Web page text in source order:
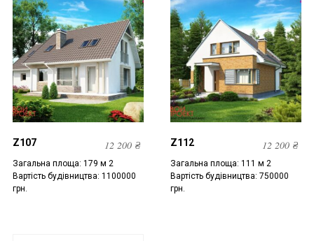
Z107 12 200₴
Загальна площа: 179 м 2
Вартість будівництва: 1100000
грн.
Z112 12 200 ₴
Загальна площа: 111 м 2
Вартість будівництва: 750000
грн.